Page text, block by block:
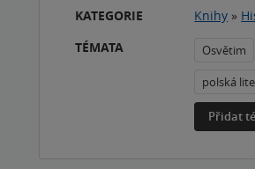
KATEGORIE Knihy »
TÉMATA
Osvětim
polská
Přidat